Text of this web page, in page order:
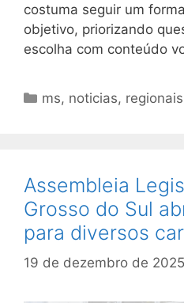
costuma seguir um
objetivo, priorizando
escolha com conteúdo
Categorias
ms, noticias, regionais
Assembleia
Grosso do Sul
para diversos
19 de dezembro de 2025